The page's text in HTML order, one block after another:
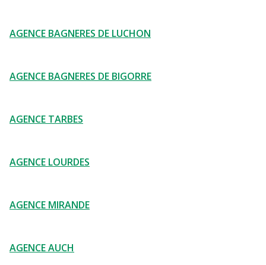
AGENCE BAGNERES DE LUCHON
AGENCE BAGNERES DE BIGORRE
AGENCE TARBES
AGENCE LOURDES
AGENCE MIRANDE
AGENCE AUCH